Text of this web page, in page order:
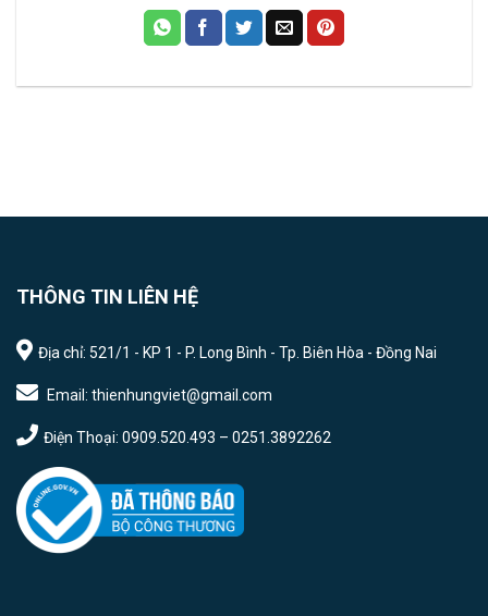
THÔNG TIN LIÊN HỆ
Địa chỉ: 521/1 - KP 1 - P. Long Bình - Tp. Biên Hòa - Đồng Nai
Email: thienhungviet@gmail.com
Điện Thoại: 0909.520.493 – 0251.3892262